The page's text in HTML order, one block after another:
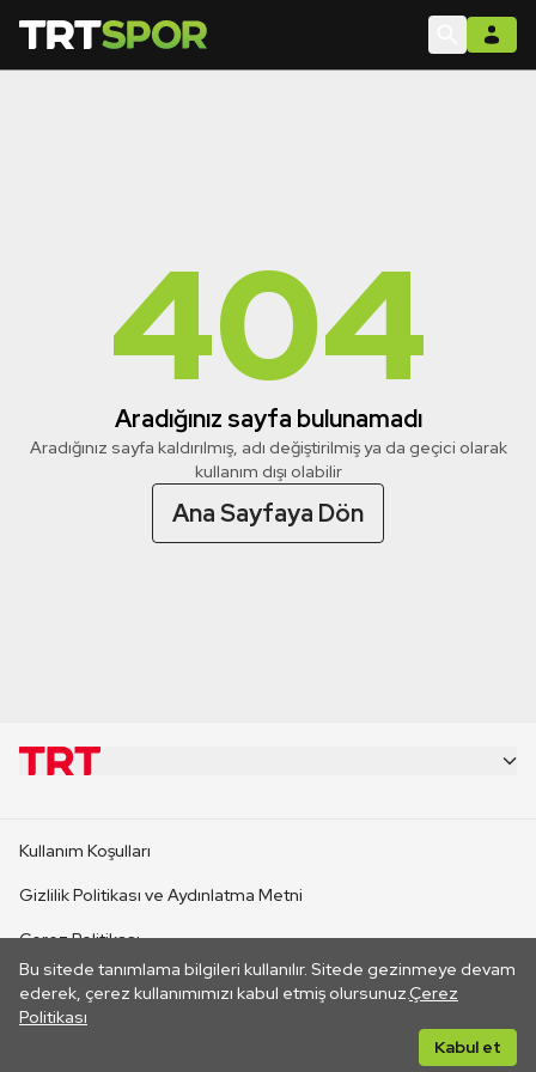
404
Aradığınız sayfa bulunamadı
Aradığınız sayfa kaldırılmış, adı değiştirilmiş ya da geçici olarak
kullanım dışı olabilir
Ana Sayfaya Dön
Bu sitede tanımlama bilgileri kullanılır. Sitede gezinmeye devam
ederek, çerez kullanımımızı kabul etmiş olursunuz.Çerez
Politikası
Kabul et
CANLI YAYINLAR
Kullanım Koşulları
Gizlilik Politikası ve Aydınlatma Metni
Çerez Politikası
İletişim
Her hakkı saklıdır. ©2026 TRT. Bağlantı yoluyla gidilen dış